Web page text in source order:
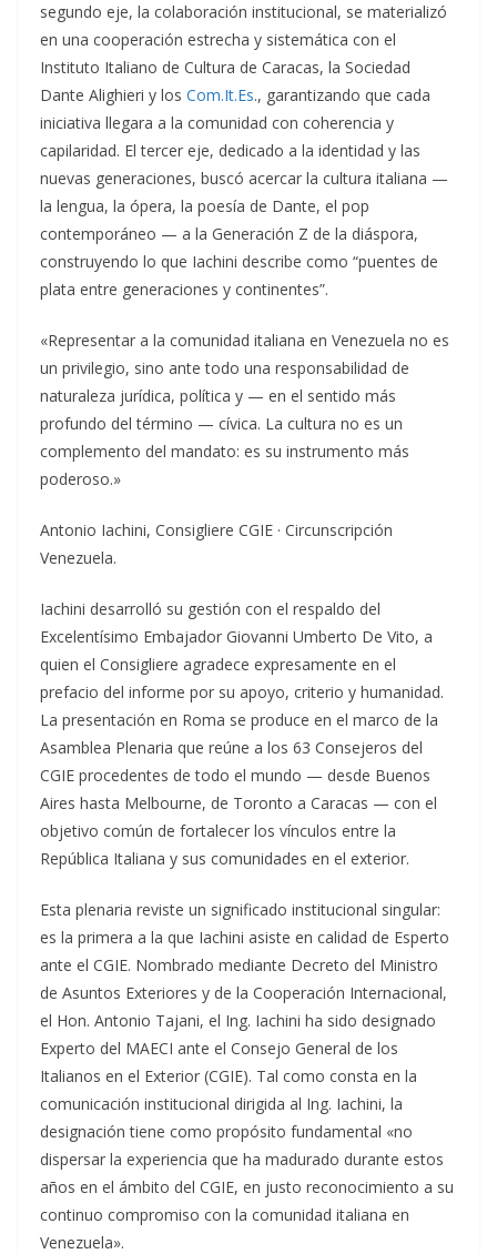
segundo eje, la colaboración institucional, se materializó
en una cooperación estrecha y sistemática con el
Instituto Italiano de Cultura de Caracas, la Sociedad
Dante Alighieri y los Com.It.Es., garantizando que cada
iniciativa llegara a la comunidad con coherencia y
capilaridad. El tercer eje, dedicado a la identidad y las
nuevas generaciones, buscó acercar la cultura italiana —
la lengua, la ópera, la poesía de Dante, el pop
contemporáneo — a la Generación Z de la diáspora,
construyendo lo que Iachini describe como “puentes de
plata entre generaciones y continentes”.
«Representar a la comunidad italiana en Venezuela no es
un privilegio, sino ante todo una responsabilidad de
naturaleza jurídica, política y — en el sentido más
profundo del término — cívica. La cultura no es un
complemento del mandato: es su instrumento más
poderoso.»
Antonio Iachini, Consigliere CGIE · Circunscripción
Venezuela.
Iachini desarrolló su gestión con el respaldo del
Excelentísimo Embajador Giovanni Umberto De Vito, a
quien el Consigliere agradece expresamente en el
prefacio del informe por su apoyo, criterio y humanidad.
La presentación en Roma se produce en el marco de la
Asamblea Plenaria que reúne a los 63 Consejeros del
CGIE procedentes de todo el mundo — desde Buenos
Aires hasta Melbourne, de Toronto a Caracas — con el
objetivo común de fortalecer los vínculos entre la
República Italiana y sus comunidades en el exterior.
Esta plenaria reviste un significado institucional singular:
es la primera a la que Iachini asiste en calidad de Esperto
ante el CGIE. Nombrado mediante Decreto del Ministro
de Asuntos Exteriores y de la Cooperación Internacional,
el Hon. Antonio Tajani, el Ing. Iachini ha sido designado
Experto del MAECI ante el Consejo General de los
Italianos en el Exterior (CGIE). Tal como consta en la
comunicación institucional dirigida al Ing. Iachini, la
designación tiene como propósito fundamental «no
dispersar la experiencia que ha madurado durante estos
años en el ámbito del CGIE, en justo reconocimiento a su
continuo compromiso con la comunidad italiana en
Venezuela».